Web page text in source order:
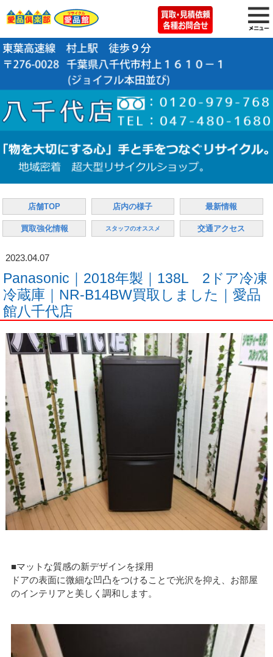
店舗TOP 店内の様子 最新情報
買取強化情報 スタッフのオススメ 交通アクセス
2023.04.07
Panasonic｜2018年製｜138L 2ドア冷凍
冷蔵庫｜NR-B14BW買取しました｜愛品
館八千代店
■マットな質感の新デザインを採用
ドアの表面に微細な凹凸をつけることで光沢を抑え、お部屋
のインテリアと美しく調和します。